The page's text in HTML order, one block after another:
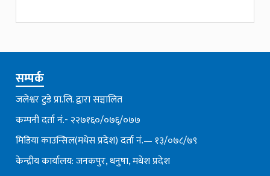
सम्पर्क
जलेश्वर टुडे प्रा.लि. द्वारा सञ्चालित
कम्पनी दर्ता नं.- २२७१६०/०७६्/०७७
मिडिया काउन्सिल(मधेस प्रदेश) दर्ता नं.— १३/०७८/७९
केन्द्रीय कार्यालय: जनकपुर, धनुषा, मधेश प्रदेश